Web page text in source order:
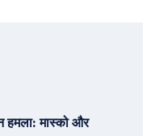
हमला: मास्को और